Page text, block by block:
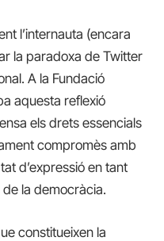
l’internauta (encara
la paradoxa de Twitter
A la Fundació
aquesta reflexió
els drets essencials
compromès amb
d’expressió en tant
la democràcia.
constitueixen la